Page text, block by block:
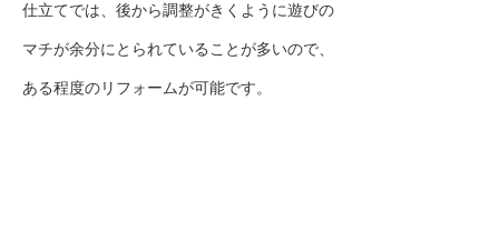
仕立てでは、後から調整がきくように遊びの
マチが余分にとられていることが多いので、
ある程度のリフォームが可能です。